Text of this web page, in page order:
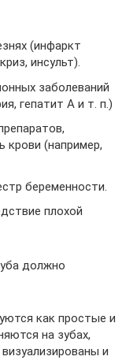
(инфаркт
инсульт).
заболеваний
гепатит А и т. п.)
(например,
беременности.
плохой
должно
как простые и
на зубах,
и